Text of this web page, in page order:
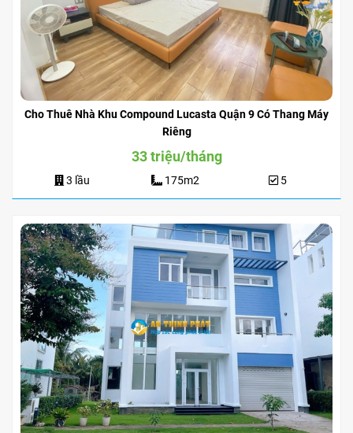
Cho Thuê Nhà Khu Compound Lucasta Quận 9 Có Thang Máy
Riêng
33 triệu/tháng
3 lầu 175m2 5